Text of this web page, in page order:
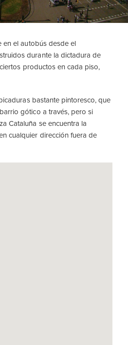
en el autobús desde el
durante la dictadura de
productos en cada piso,
bastante pintoresco, que
gótico a través, pero si
Cataluña se encuentra la
cualquier dirección fuera de